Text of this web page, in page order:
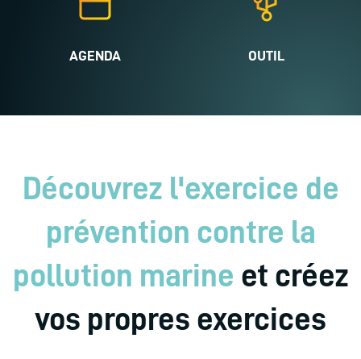
AGENDA OUTIL
Découvrez l'exercice de
prévention contre la
pollution marine et créez
vos propres exercices